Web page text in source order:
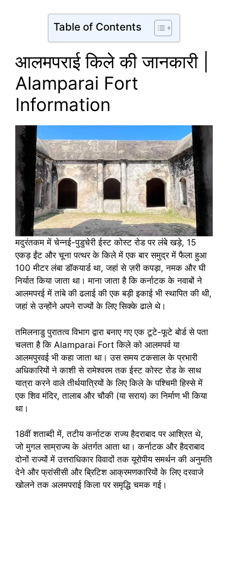
Table of Contents
आलमपराई किले की जानकारी |
Alamparai Fort
Information
मदुरंतकम में चेन्नई-पुडुचेरी ईस्ट कोस्ट रोड पर लंबे खड़े, 15
एकड़ ईंट और चूना पत्थर के किले में एक बार समुद्र में फैला हुआ
100 मीटर लंबा डॉकयार्ड था, जहां से ज़री कपड़ा, नमक और घी
निर्यात किया जाता था। माना जाता है कि कर्नाटक के नवाबों ने
आलमपरई में तांबे की ढलाई की एक बड़ी इकाई भी स्थापित की थी,
जहां से उन्होंने अपने राज्यों के लिए सिक्के ढाले थे।
तमिलनाडु पुरातत्व विभाग द्वारा बनाए गए एक टूटे-फूटे बोर्ड से पता
चलता है कि Alamparai Fort किले को आलमपर्व या
आलमपुरवई भी कहा जाता था। उस समय टकसाल के प्रभारी
अधिकारियों ने काशी से रामेश्वरम तक ईस्ट कोस्ट रोड के साथ
यात्रा करने वाले तीर्थयात्रियों के लिए किले के पश्चिमी हिस्से में
एक शिव मंदिर, तालाब और चौकी (या सराय) का निर्माण भी किया
था।
18वीं शताब्दी में, तटीय कर्नाटक राज्य हैदराबाद पर आश्रित थे,
जो मुगल साम्राज्य के अंतर्गत आता था। कर्नाटक और हैदराबाद
दोनों राज्यों में उत्तराधिकार विवादों तक यूरोपीय समर्थन की अनुमति
देने और फ्रांसीसी और ब्रिटिश आक्रमणकारियों के लिए दरवाजे
खोलने तक अलमपराई किला पर समृद्धि चमक गई।